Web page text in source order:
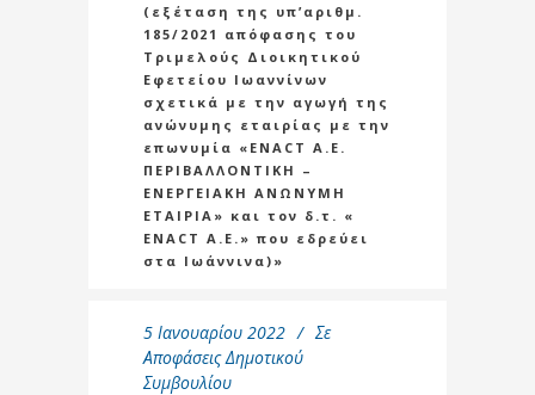
(εξέταση της υπ’αριθμ.
185/2021 απόφασης του
Τριμελούς Διοικητικού
Εφετείου Ιωαννίνων
σχετικά με την αγωγή της
ανώνυμης εταιρίας με την
επωνυμία «ENACT A.E.
ΠΕΡΙΒΑΛΛΟΝΤΙΚΗ –
ΕΝΕΡΓΕΙΑΚΗ ΑΝΩΝΥΜΗ
ΕΤΑΙΡΙΑ» και τον δ.τ. «
ENACT A.E.» που εδρεύει
στα Ιωάννινα)»
5 Ιανουαρίου 2022
Σε
Αποφάσεις Δημοτικού
Συμβουλίου